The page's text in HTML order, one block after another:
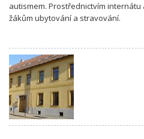
autismem. Prostřednictvím
žákům ubytování a stravování.